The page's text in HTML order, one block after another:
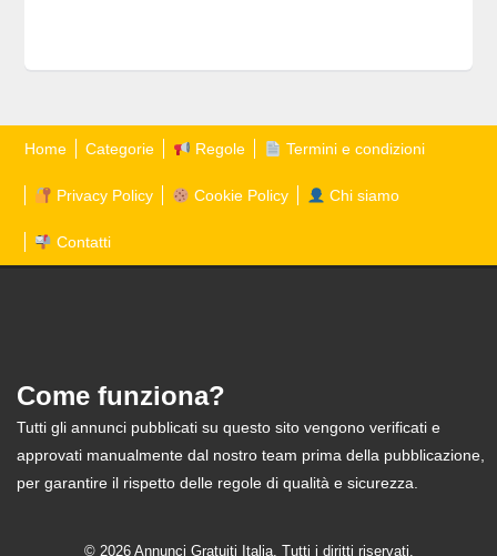
Home Categorie Regole Termini e condizioni
Privacy Policy Cookie Policy Chi siamo
Contatti
Come funziona?
Tutti gli annunci pubblicati su questo sito vengono verificati e
approvati manualmente dal nostro team prima della pubblicazione,
per garantire il rispetto delle regole di qualità e sicurezza.
© 2026 Annunci Gratuiti Italia. Tutti i diritti riservati.